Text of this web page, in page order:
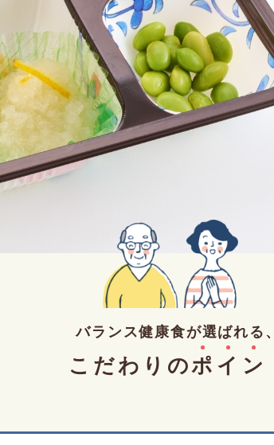
バランス健康食が選ばれる、
こだわりのポ イ ン